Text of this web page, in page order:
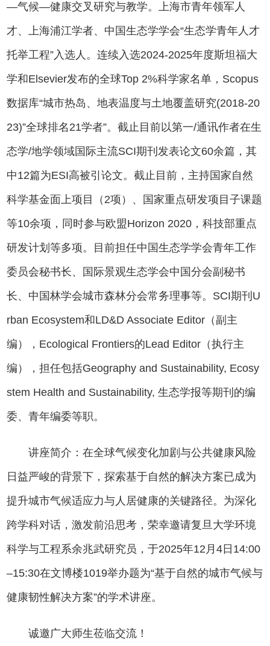
—气候—健康交叉研究与教学。上海市青年领军人
才、上海浦江学者、中国生态学学会“生态学青年人才
托举工程”入选人。连续入选2024-2025年度斯坦福大
学和Elsevier发布的全球Top 2%科学家名单，Scopus
数据库“城市热岛、地表温度与土地覆盖研究(2018-20
23)”全球排名21学者”。截止目前以第一/通讯作者在生
态学/地学领域国际主流SCI期刊发表论文60余篇，其
中12篇为ESI高被引论文。截止目前，主持国家自然
科学基金面上项目（2项）、国家重点研发项目子课题
等10余项，同时参与欧盟Horizon 2020，科技部重点
研发计划等多项。目前担任中国生态学学会青年工作
委员会秘书长、国际景观生态学会中国分会副秘书
长、中国林学会城市森林分会常务理事等。SCI期刊U
rban Ecosystem和LD&D Associate Editor（副主
编），Ecological Frontiers的Lead Editor（执行主
编），担任包括Geography and Sustainability, Ecosy
stem Health and Sustainability, 生态学报等期刊的编
委、青年编委等职。
讲座简介：在全球气候变化加剧与公共健康风险
日益严峻的背景下，探索基于自然的解决方案已成为
提升城市气候适应力与人居健康的关键路径。为深化
跨学科对话，激发前沿思考，荣幸邀请复旦大学环境
科学与工程系余兆武研究员，于2025年12月4日14:00
–15:30在文博楼1019举办题为“基于自然的城市气候与
健康韧性解决方案”的学术讲座。
诚邀广大师生莅临交流 ！